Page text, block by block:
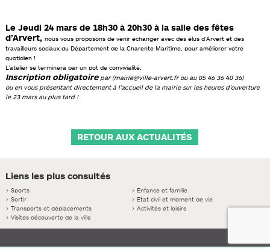
Le Jeudi 24 mars de 18h30 à 20h30 à la salle des fêtes
d’Arvert, nous vous proposons de venir échanger avec des élus d’Arvert et des
travailleurs sociaux du Département de la Charente Maritime, pour améliorer votre
quotidien !
L’atelier se terminera par un pot de convivialité.
Inscription obligatoirepar (mairie@ville-arvert.fr ou au 05 46 36 40 36)
ou en vous présentant directement à l’accueil de la mairie sur les heures d’ouverture
le 23 mars au plus tard !
RETOUR AUX ACTUALITÉS
Liens les plus consultés
> Sports > Enfance et famille
> Sortir > Etat civil et moment de vie
> Transports et déplacements >Activités et loisirs
> Visites découverte de la ville